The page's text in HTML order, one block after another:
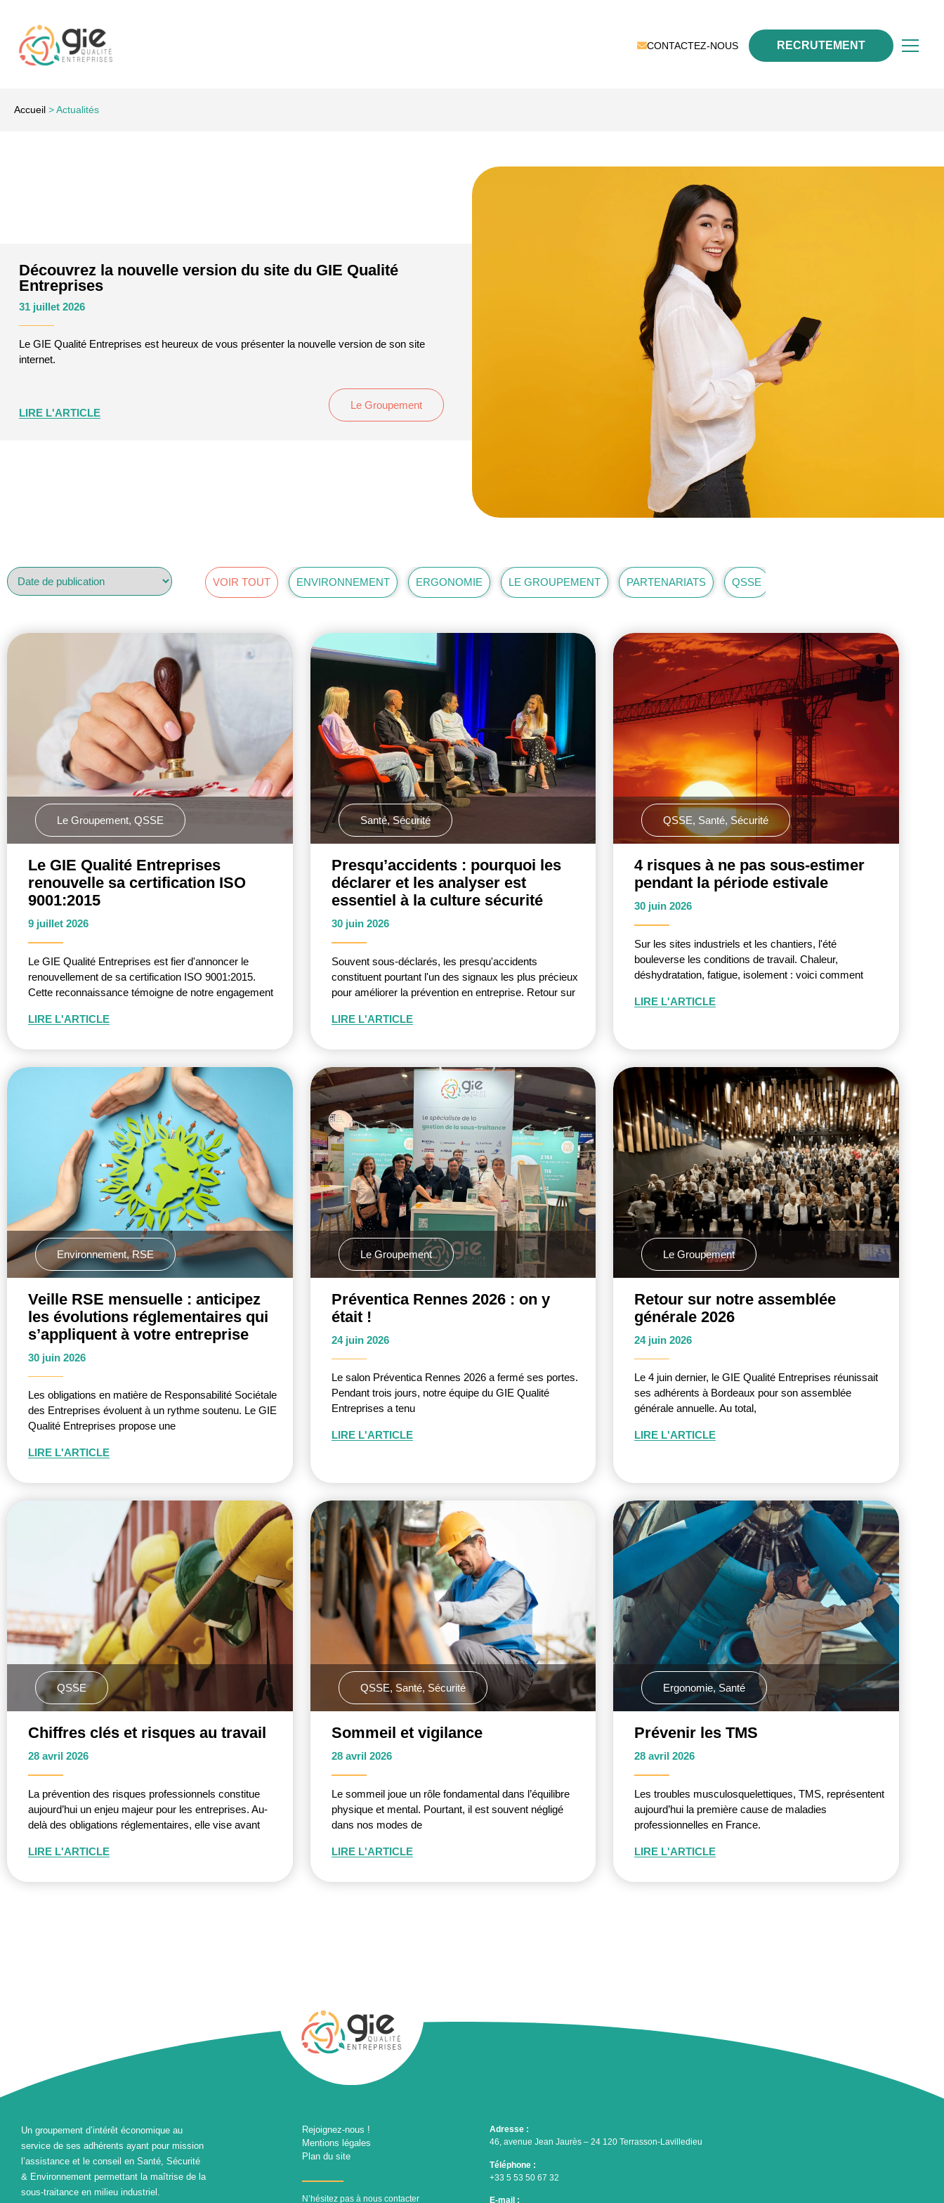
CONTACTEZ-NOUS RECRUTEMENT
Accueil >Actualités
Découvrez la nouvelle version du site du GIE Qualité
Entreprises
31 juillet 2026
Le GIE Qualité Entreprises est heureux de vous présenter la nouvelle version de son site
internet.
LIRE L'ARTICLE
Le Groupement
VOIR TOUT ENVIRONNEMENT ERGONOMIE LE GROUPEMENT PARTENARIATS QSSE
Le Groupement, QSSE
Le GIE Qualité Entreprises
renouvelle sa certification ISO
9001:2015
9 juillet 2026
Le GIE Qualité Entreprises est fier d'annoncer le
renouvellement de sa certification ISO 9001:2015.
Cette reconnaissance témoigne de notre engagement
LIRE L'ARTICLE
Santé,Sécurité
Presqu’accidents : pourquoi les
déclarer et les analyser est
essentiel à la culture sécurité
30 juin 2026
Souvent sous-déclarés, les presqu'accidents
constituent pourtant l'un des signaux les plus précieux
pour améliorer la prévention en entreprise. Retour sur
LIRE L'ARTICLE
QSSE, Santé, Sécurité
4 risques à ne pas sous-estimer
pendant la période estivale
30 juin 2026
Sur les sites industriels et les chantiers, l'été
bouleverse les conditions de travail. Chaleur,
déshydratation, fatigue, isolement : voici comment
LIRE L'ARTICLE
Environnement,RSE
Veille RSE mensuelle : anticipez
les évolutions réglementaires qui
s’appliquent à votre entreprise
30 juin 2026
Les obligations en matière de Responsabilité Sociétale
des Entreprises évoluent à un rythme soutenu. Le GIE
Qualité Entreprises propose une
LIRE L'ARTICLE
Le Groupement
Préventica Rennes 2026 : on y
était !
24 juin 2026
Le salon Préventica Rennes 2026 a fermé ses portes.
Pendant trois jours, notre équipe du GIE Qualité
Entreprises a tenu
LIRE L'ARTICLE
Le Groupement
Retour sur notre assemblée
générale 2026
24 juin 2026
Le 4 juin dernier, le GIE Qualité Entreprises réunissait
ses adhérents à Bordeaux pour son assemblée
générale annuelle. Au total,
LIRE L'ARTICLE
QSSE
Chiffres clés et risques au travail
28 avril 2026
La prévention des risques professionnels constitue
aujourd’hui un enjeu majeur pour les entreprises. Au-
delà des obligations réglementaires, elle vise avant
LIRE L'ARTICLE
QSSE, Santé, Sécurité
Sommeil et vigilance
28 avril 2026
Le sommeil joue un rôle fondamental dans l’équilibre
physique et mental. Pourtant, il est souvent négligé
dans nos modes de
LIRE L'ARTICLE
Ergonomie,Santé
Prévenir les TMS
28 avril 2026
Les troubles musculosquelettiques, TMS, représentent
aujourd’hui la première cause de maladies
professionnelles en France.
LIRE L'ARTICLE
Un groupement d’intérêt économique au
service de ses adhérents ayant pour mission
l’assistance et le conseil en Santé, Sécurité
& Environnement permettant la maîtrise de la
sous-traitance en milieu industriel.
Rejoignez-nous !
Mentions légales
Plan du site
N’hésitez pas à nous contacter
Adresse :
46, avenue Jean Jaurès – 24 120 Terrasson-Lavilledieu
Téléphone :
+33 5 53 50 67 32
E-mail :